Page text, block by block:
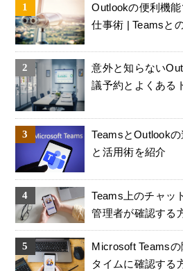
Outlookの便利機
仕事術 | Teamsと
意外と知らない
議予約とよくある
TeamsとOutlook
と活用術を紹介
Teams上のチャッ
管理者が確認する
Microsoft Teams
タイムに確認する